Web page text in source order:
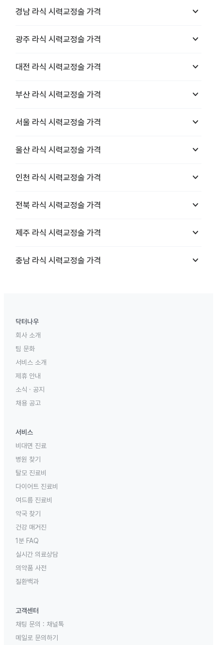
경남 라식 시력교정술 가격 keyboard_arrow_down
광주 라식 시력교정술 가격 keyboard_arrow_down
대전 라식 시력교정술 가격 keyboard_arrow_down
부산 라식 시력교정술 가격 keyboard_arrow_down
서울 라식 시력교정술 가격 keyboard_arrow_down
울산 라식 시력교정술 가격 keyboard_arrow_down
인천 라식 시력교정술 가격 keyboard_arrow_down
전북 라식 시력교정술 가격 keyboard_arrow_down
제주 라식 시력교정술 가격 keyboard_arrow_down
충남 라식 시력교정술 가격 keyboard_arrow_down
닥터나우
회사 소개
팀 문화
서비스 소개
제휴 안내
소식 · 공지
채용 공고
서비스
비대면 진료
병원 찾기
탈모 진료비
다이어트 진료비
여드름 진료비
약국 찾기
건강 매거진
1분 FAQ
실시간 의료상담
의약품 사전
질환백과
고객센터
채팅 문의 : 채널톡
메일로 문의하기